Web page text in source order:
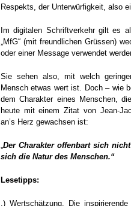
Respekts, der Unterwürfigkeit, also
Im digitalen Schriftverkehr gilt es
„MfG“ (mit freundlichen Grüssen)
oder einer Message verwendet
Sie sehen also, mit welch
Mensch etwas wert ist. Doch – wie
dem Charakter eines Menschen,
heute mit einem Zitat von Jean-
an’s Herz gewachsen ist:
„Der Charakter offenbart sich
sich die Natur des Menschen.“
Lesetipps:
.) Wertschätzung. Die